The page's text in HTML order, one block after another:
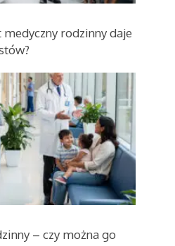
rodzinny daje
– czy można go